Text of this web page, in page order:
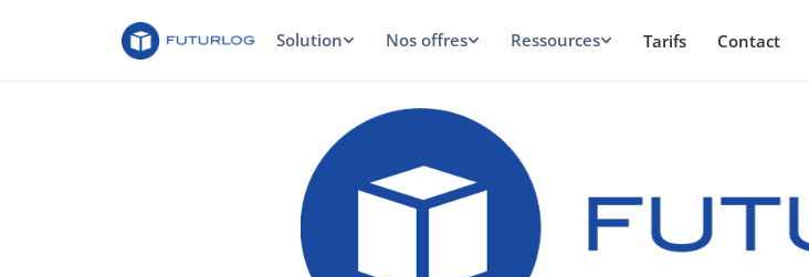
Solution Nos offres Ressources Tarifs Contact